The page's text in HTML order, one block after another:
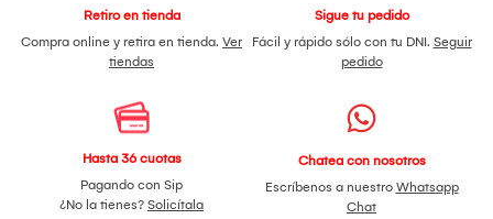
Retiro en tienda
Compra online y retira en tienda. Ver
tiendas
Sigue tu pedido
Fácil y rápido sólo con tu DNI. Seguir
pedido
Hasta 36 cuotas
Pagando con Sip
¿No la tienes? Solicítala
Chatea con nosotros
Escríbenos a nuestro Whatsapp
Chat